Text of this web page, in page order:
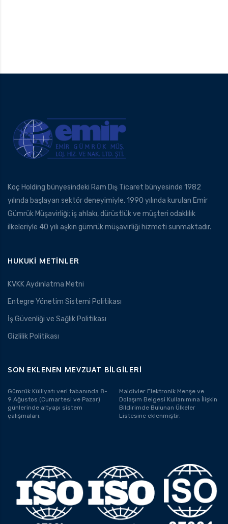
Koç Holding bünyesindeki Ram Dış Ticaret bünyesinde 1982
yılında başlayan sektör deneyimiyle, 1990 yılında kurulan Emir
Gümrük Müşavirliği; iş ahlakı, dürüstlük ve müşteri odaklılık
ilkeleriyle 40 yılı aşkın gümrük müşavirliği hizmeti sunmaktadır.
HUKUKI METINLER
KVKK Aydınlatma Metni
Entegre Yönetim Sistemi Politikası
İş Güvenliği ve Sağlık Politikası
Gizlilik Politikası
SON EKLENEN MEVZUAT BILGILERI
Gümrük Külliyatı veri tabanında 8-
9 Ağustos (Cumartesi ve Pazar)
günlerinde altyapı sistem
çalışmaları.
Maldivler Elektronik Menşe ve
Dolaşım Belgesi Kullanımına İlişkin
Bildirimde Bulunan Ülkeler
Listesine eklenmiştir.